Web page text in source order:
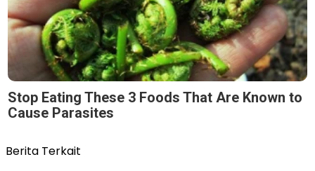
Stop Eating These 3 Foods That Are Known to
Cause Parasites
Berita Terkait